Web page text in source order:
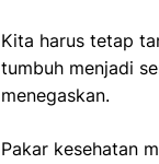
Kita harus tetap
tumbuh menjadi
menegaskan.
Pakar kesehatan